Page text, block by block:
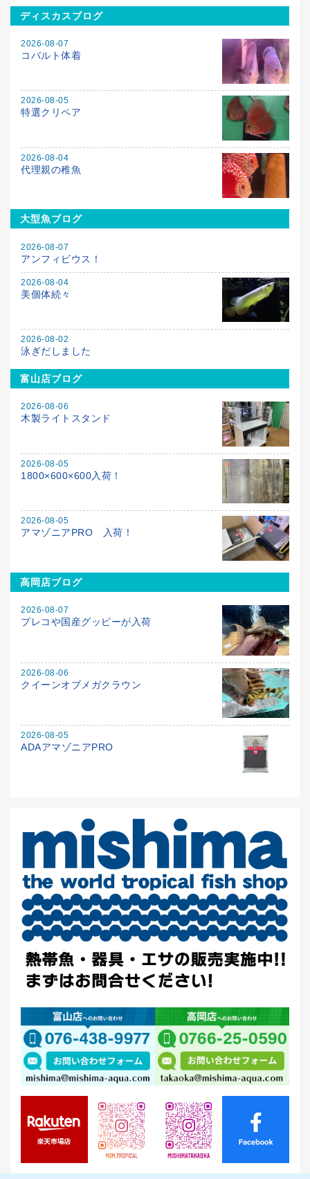
ディスカスブログ
2026-08-07
コバルト体着
2026-08-05
特選クリペア
2026-08-04
代理親の稚魚
大型魚ブログ
2026-08-07
アンフィビウス！
2026-08-04
美個体続々
2026-08-02
泳ぎだしました
富山店ブログ
2026-08-06
木製ライトスタンド
2026-08-05
1800×600×600入荷！
2026-08-05
アマゾニアPRO 入荷！
高岡店ブログ
2026-08-07
プレコや国産グッピーが入荷
2026-08-06
クイーンオブメガクラウン
2026-08-05
ADAアマゾニアPRO